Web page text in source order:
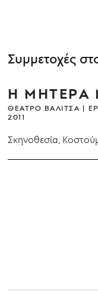
Συμμετοχές
Η ΜΗΤΕΡΑ
ΘΈΑΤΡΟ ΒΑΛΊΤΣΑ
2011
Σκηνοθεσία,